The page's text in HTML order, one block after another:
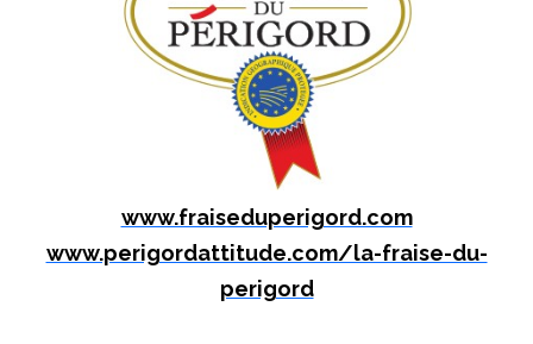
www.fraiseduperigord.com
www.perigordattitude.com/la-fraise-du-
perigord